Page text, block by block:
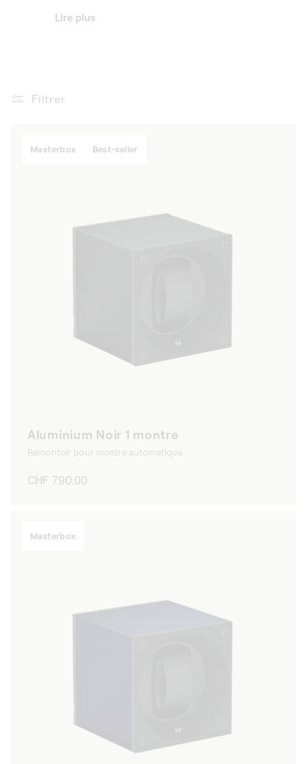
remontoir montre automatique Rolex
SwissKubik accompagnent les montres Rolex
et approche mesurée du maintien en
Lire plus
Filtrer
Masterbox Best-seller
Aluminium Noir 1 montre
Remontoir pour montre automatique
Prix
CHF 790.00
Masterbox